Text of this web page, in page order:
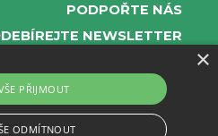
PODPOŘTE NÁS
NEWSLETTER
WIKIKOMPAS
A WEBHOSTINGU
×
PŘIJMOUT
ODMÍTNOUT